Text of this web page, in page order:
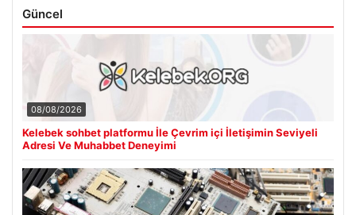
Güncel
08/08/2026
Kelebek sohbet platformu İle Çevrim içi İletişimin Seviyeli
Adresi Ve Muhabbet Deneyimi